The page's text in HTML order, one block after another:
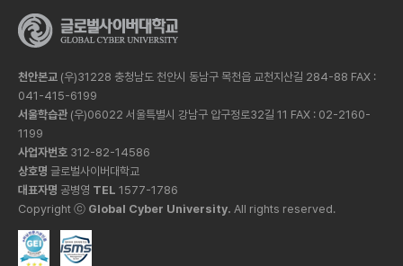
천안본교 (우)31228 충청남도 천안시 동남구 목천읍 교천지산길 284-88 FAX :
041-415-6199
서울학습관 (우)06022 서울특별시 강남구 압구정로32길 11 FAX : 02-2160-
1199
사업자번호 312-82-14586
상호명 글로벌사이버대학교
대표자명 공병영 TEL 1577-1786
Copyright ⓒ Global Cyber University. All rights reserved.